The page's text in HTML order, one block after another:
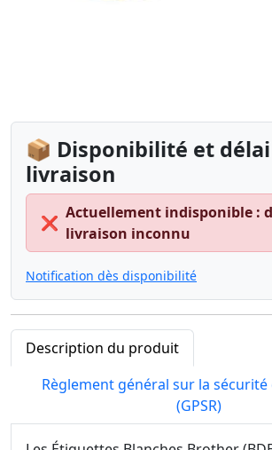
📦 Disponibilité et
livraison
❌
Actuellement indisponible :
livraison inconnu
Notification dès disponibilité
Description du produit
Règlement général sur la
(GPSR)